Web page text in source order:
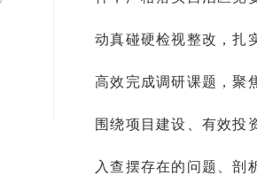
动真碰硬检视整改，扎
高效完成调研课题，聚
围绕项目建设、有效投
入查摆存在的问题、剖